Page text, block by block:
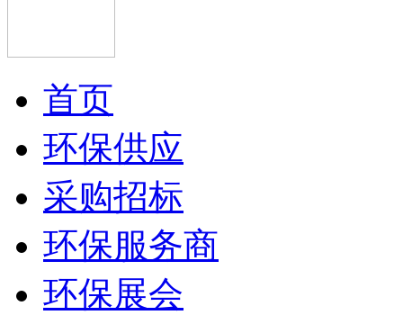
首页
环保供应
采购招标
环保服务商
环保展会